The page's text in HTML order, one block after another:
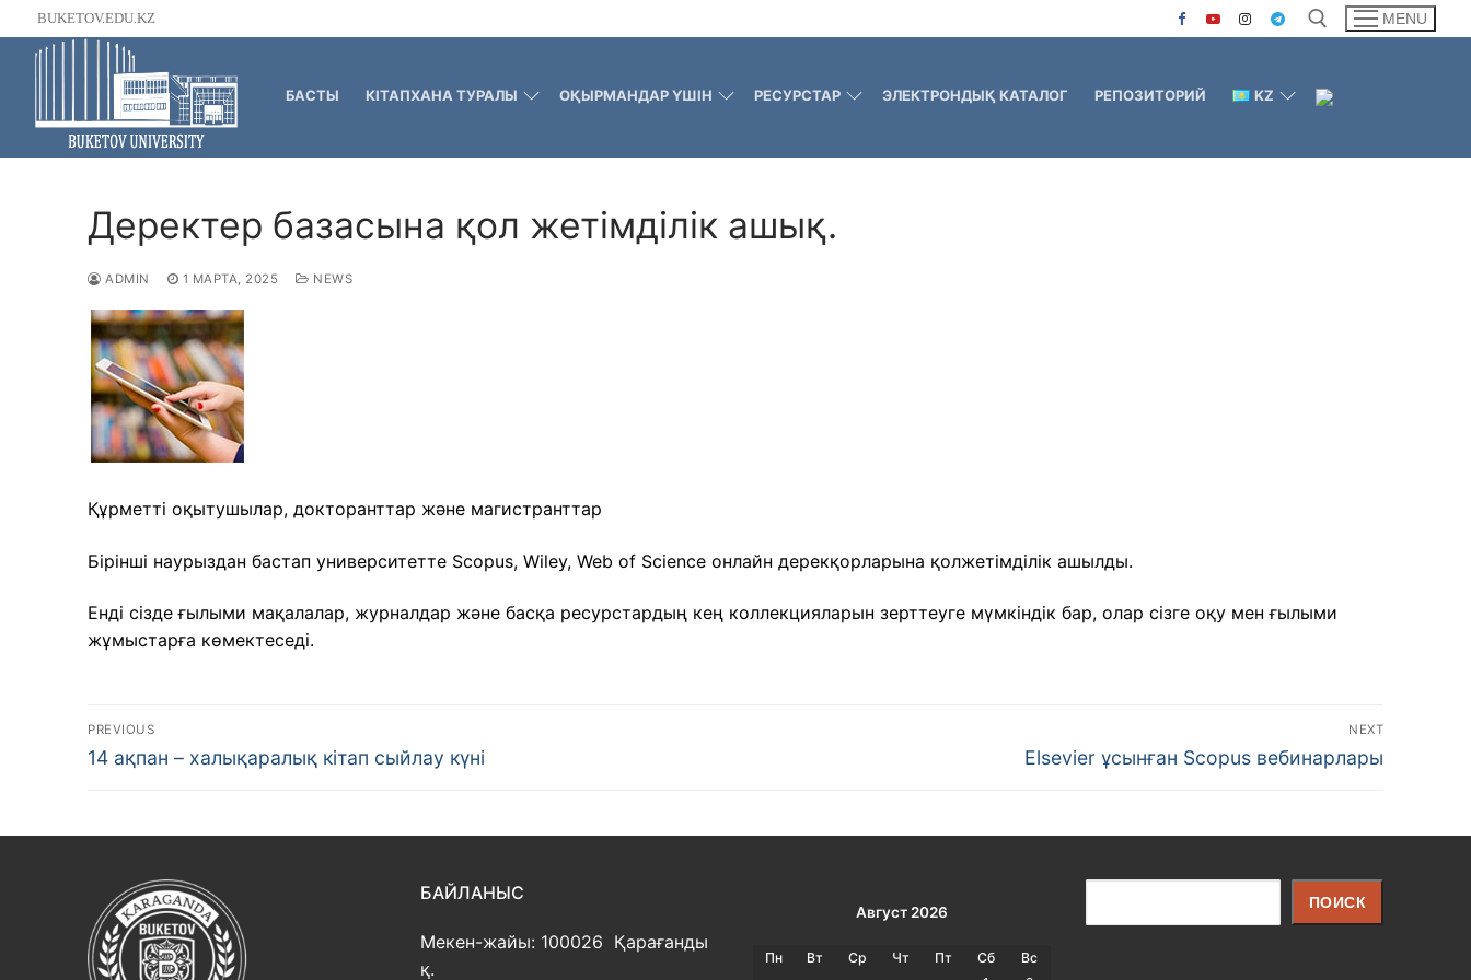
to
BUKETOV.EDU.KZ MENU
БАСТЫ КІТАПХАНА ТУРАЛЫ ОҚЫРМАНДАР ҮШІН РЕСУРСТАР ЭЛЕКТРОНДЫҚ КАТАЛОГ РЕПОЗИТОРИЙ KZ
Деректер базасына қол жетімділік ашық.
ADMIN 1 МАРТА, 2025 NEWS
Құрметті оқытушылар, докторанттар және магистранттар
Бірінші наурыздан бастап университетте Scopus, Wiley, Web of Science онлайн дерекқорларына қолжетімділік ашылды.
Енді сізде ғылыми мақалалар, журналдар және басқа ресурстардың кең коллекцияларын зерттеуге мүмкіндік бар, олар сізге оқу мен ғылыми
жұмыстарға көмектеседі.
Навигация
по
PREVIOUS
Previous
14 ақпан – халықаралық кітап сыйлау күні
NEXT
Next
Elsevier ұсынған Scopus вебинарлары
БАЙЛАНЫС
Мекен-жайы: 100026 Қарағанды
қ.
Август 2026
Пн Вт Ср Чт Пт Сб
Вс
ПОИСК